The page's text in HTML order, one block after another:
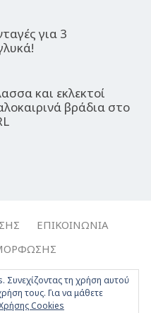
για 3
και εκλεκτοί
βράδια στο
ΕΠΙΚΟΙΝΩΝΊΑ
| All rights reserved.
.
Συνεχίζοντας τη χρήση αυτού
τους. Για να μάθετε
Cookies